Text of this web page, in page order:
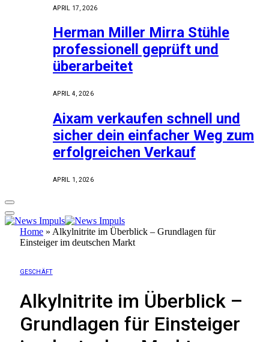
APRIL 17, 2026
Herman Miller Mirra Stühle
professionell geprüft und
überarbeitet
APRIL 4, 2026
Aixam verkaufen schnell und
sicher dein einfacher Weg zum
erfolgreichen Verkauf
APRIL 1, 2026
Home » Alkylnitrite im Überblick – Grundlagen für
Einsteiger im deutschen Markt
GESCHÄFT
Alkylnitrite im Überblick –
Grundlagen für Einsteiger